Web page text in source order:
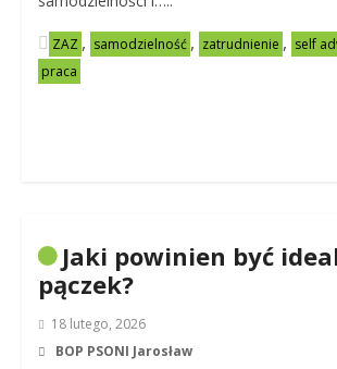
ZAZ , samodzielność , zatrudnienie , self
praca
Jaki powinien być
pączek?
18 lutego, 2026
BOP PSONI Jarosław